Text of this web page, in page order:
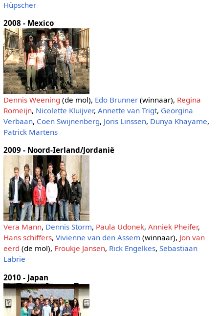
Hüpscher
2008 - Mexico
Dennis Weening (de mol), Edo Brunner(winnaar), Regina
Romeijn, Nicolette Kluijver, Annette van Trigt, Georgina
Verbaan, Coen Swijnenberg, Joris Linssen, Dunya Khayame,
Patrick Martens
2009 - Noord-Ierland/Jordanië
Vera Mann, Dennis Storm, Paula Udonek, Anniek Pheifer,
Hans schiffers, Vivienne van den Assem (winnaar), Jon van
eerd (de mol), Froukje Jansen, Rick Engelkes, Sebastiaan
Labrie
2010 - Japan